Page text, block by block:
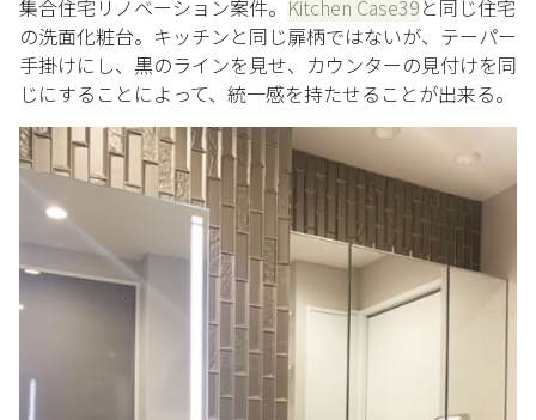
集合住宅リノベーション案件。 Kitchen Case39と同じ住宅
の洗面化粧台。キッチンと同じ扉柄ではないが、テーパー
手掛けにし、黒のラインを見せ、カウンターの見付けを同
じにすることによって、統一感を持たせることが出来る。